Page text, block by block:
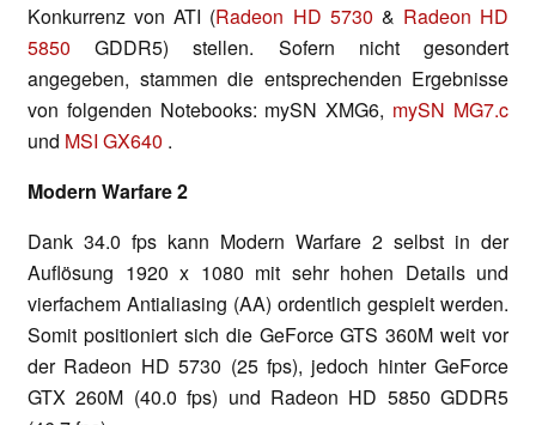
Konkurrenz von ATI (Radeon HD 5730 & Radeon HD
5850 GDDR5) stellen. Sofern nicht gesondert
angegeben, stammen die entsprechenden Ergebnisse
von folgenden Notebooks: mySN XMG6, mySN MG7.c
und MSI GX640 .
Modern Warfare 2
Dank 34.0 fps kann Modern Warfare 2 selbst in der
Auflösung 1920 x 1080 mit sehr hohen Details und
vierfachem Antialiasing (AA) ordentlich gespielt werden.
Somit positioniert sich die GeForce GTS 360M weit vor
der Radeon HD 5730 (25 fps), jedoch hinter GeForce
GTX 260M (40.0 fps) und Radeon HD 5850 GDDR5